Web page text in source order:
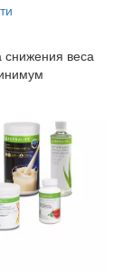
веса